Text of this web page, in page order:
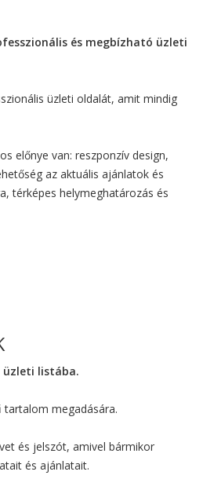
és megbízható üzleti
üzleti oldalát, amit mindig
előnye van: reszponzív design,
az aktuális ajánlatok és
térképes helymeghatározás és
üzleti listába.
tartalom megadására.
és jelszót, amivel bármikor
és ajánlatait.